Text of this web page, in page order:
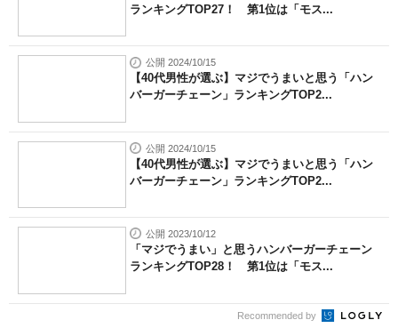
ランキングTOP27！ 第1位は「モス...
公開 2024/10/15
【40代男性が選ぶ】マジでうまいと思う「ハン
バーガーチェーン」ランキングTOP2...
公開 2024/10/15
【40代男性が選ぶ】マジでうまいと思う「ハン
バーガーチェーン」ランキングTOP2...
公開 2023/10/12
「マジでうまい」と思うハンバーガーチェーン
ランキングTOP28！ 第1位は「モス...
Recommended by